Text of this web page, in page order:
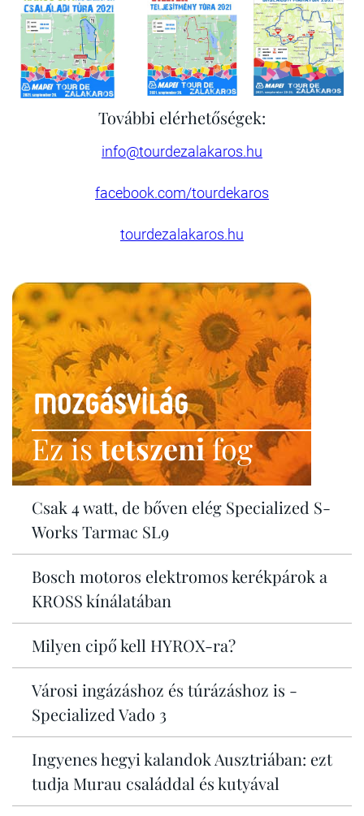
További elérhetőségek:
info@tourdezalakaros.hu
facebook.com/tourdekaros
tourdezalakaros.hu
Ez istetszenifog
Csak 4 watt, de bőven elég Specialized S-
Works Tarmac SL9
Bosch motoros elektromos kerékpárok a
KROSS kínálatában
Milyen cipő kell HYROX-ra?
Városi ingázáshoz és túrázáshoz is -
Specialized Vado 3
Ingyenes hegyi kalandok Ausztriában: ezt
tudja Murau családdal és kutyával